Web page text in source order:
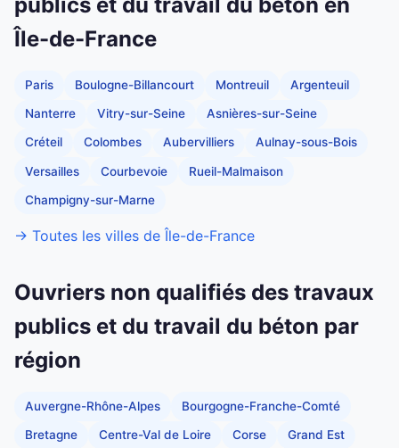
publics et du travail du béton en
Île-de-France
Paris Boulogne-Billancourt Montreuil Argenteuil
Nanterre Vitry-sur-Seine Asnières-sur-Seine
Créteil Colombes Aubervilliers Aulnay-sous-Bois
Versailles Courbevoie Rueil-Malmaison
Champigny-sur-Marne
→ Toutes les villes de Île-de-France
Ouvriers non qualifiés des travaux
publics et du travail du béton par
région
Auvergne-Rhône-Alpes Bourgogne-Franche-Comté
Bretagne Centre-Val de Loire Corse Grand Est